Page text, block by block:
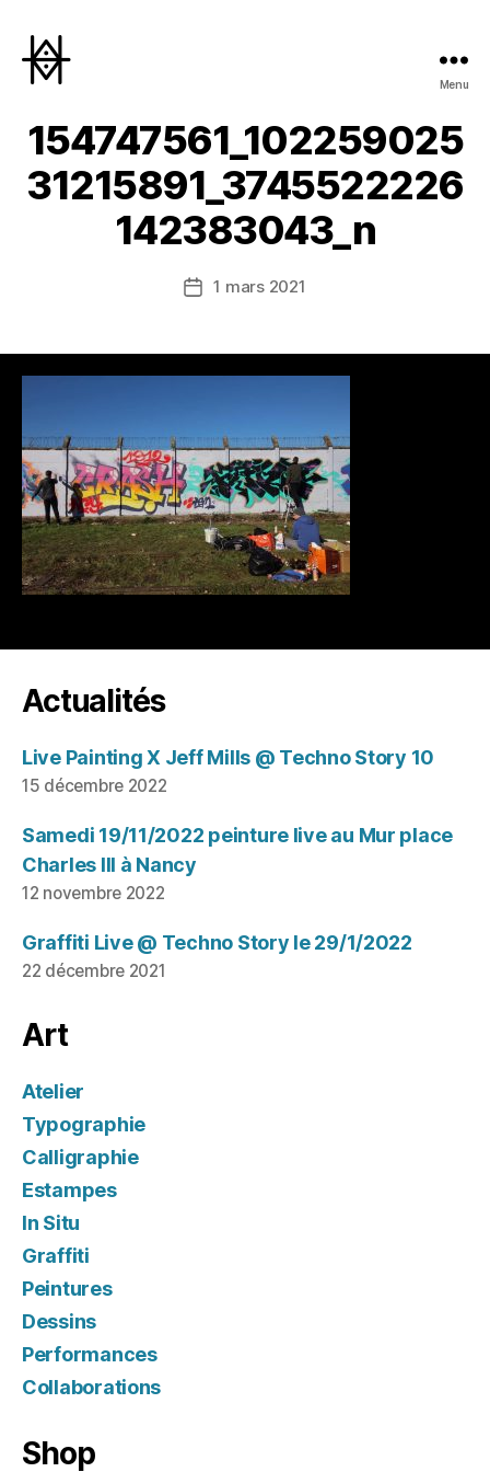
Menu
154747561_102259025
31215891_3745522226
142383043_n
Date1 mars 2021
Actualités
Live Painting X Jeff Mills @ Techno Story 10
15 décembre 2022
Samedi 19/11/2022 peinture live au Mur place
Charles III à Nancy
12 novembre 2022
Graffiti Live @ Techno Story le 29/1/2022
22 décembre 2021
Art
Atelier
Typographie
Calligraphie
Estampes
In Situ
Graffiti
Peintures
Dessins
Performances
Collaborations
Shop